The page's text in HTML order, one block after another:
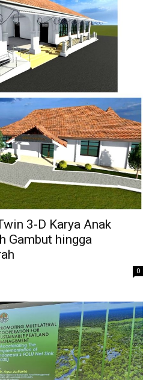
3-D Karya Anak
Gambut hingga
0